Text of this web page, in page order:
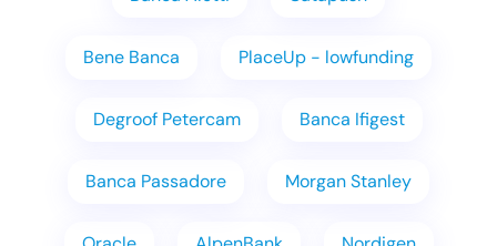
Bene Banca PlaceUp - lowfunding
Degroof Petercam Banca Ifigest
Banca Passadore Morgan Stanley